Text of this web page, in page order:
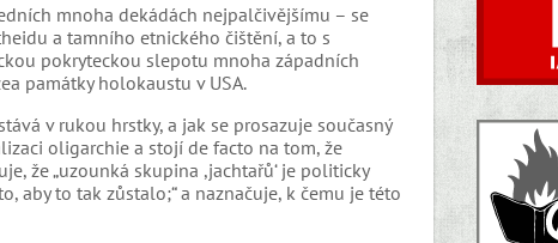
mnoha dekádách nejpalčivějšímu – se
a tamního etnického čištění, a to s
pokryteckou slepotu mnoha západních
památky holokaustu v USA.
v rukou hrstky, a jak se prosazuje současný
oligarchie a stojí de facto na tom, že
že „uzounká skupina ,jachtařů‘ je politicky
aby to tak zůstalo;“ a naznačuje, k čemu je této